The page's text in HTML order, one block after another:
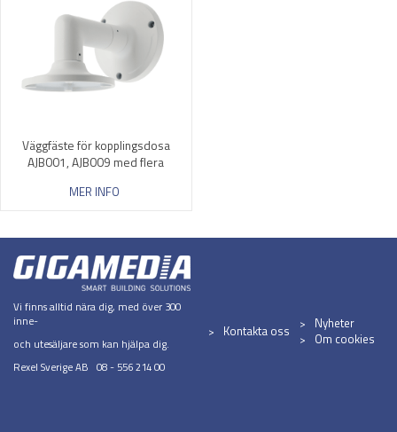
Väggfäste för kopplingsdosa
AJB001, AJB009 med flera
MER INFO
Vi finns alltid nära dig, med över 300
inne-
och utesäljare som kan hjälpa dig.
Rexel Sverige AB 08 - 556 214 00
Kontakta oss
Nyheter
Om cookies